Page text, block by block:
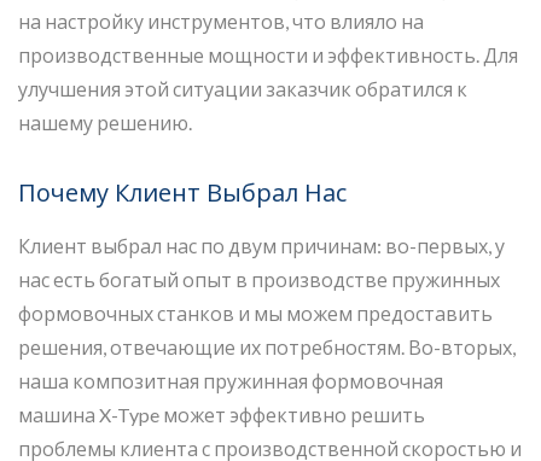
на настройку инструментов, что влияло на
производственные мощности и эффективность. Для
улучшения этой ситуации заказчик обратился к
нашему решению.
Почему Клиент Выбрал Нас
Клиент выбрал нас по двум причинам: во-первых, у
нас есть богатый опыт в производстве пружинных
формовочных станков и мы можем предоставить
решения, отвечающие их потребностям. Во-вторых,
наша композитная пружинная формовочная
машина X-Type может эффективно решить
проблемы клиента с производственной скоростью и